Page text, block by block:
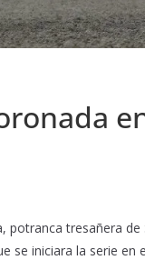
potranca tresañera de
se iniciara la serie